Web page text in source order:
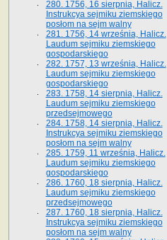
280. 1756, 16 sierpnia, Halicz.
Instrukcya sejmiku ziemskiego
posłom na sejm walny
281. 1756, 14 września, Halicz.
Laudum sejmiku ziemskiego
gospodarskiego
282. 1757, 13 września, Halicz.
Laudum sejmiku ziemskiego
gospodarskiego
283. 1758, 14 sierpnia, Halicz.
Laudum sejmiku ziemskiego
przedsejmowego
284. 1758, 14 sierpnia, Halicz.
Instrukcya sejmiku ziemskiego
posłom na sejm walny
285. 1759, 11 września, Halicz.
Laudum sejmiku ziemskiego
gospodarskiego
286. 1760, 18 sierpnia, Halicz.
Laudum sejmiku ziemskiego
przedsejmowego
287. 1760, 18 sierpnia, Halicz.
Instrukcya sejmiku ziemskiego
posłom na sejm walny